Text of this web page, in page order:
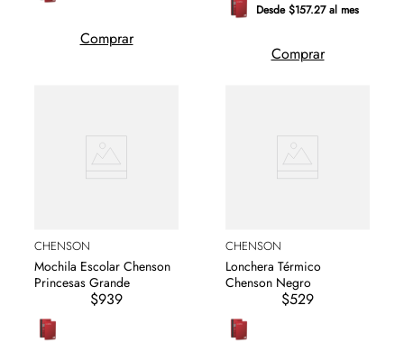
Comprar
Desde $157.27 al mes
Comprar
CHENSON
Mochila Escolar Chenson
Princesas Grande
$939
CHENSON
Lonchera Térmico
Chenson Negro
$529